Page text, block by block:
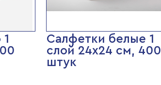
Салфетки белые 1
слой 24х24 см, 400
штук